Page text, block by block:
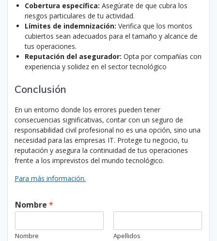
Cobertura específica: Asegúrate de que cubra los
riesgos particulares de tu actividad.
Límites de indemnización: Verifica que los montos
cubiertos sean adecuados para el tamaño y alcance de
tus operaciones.
Reputación del asegurador: Opta por compañías con
experiencia y solidez en el sector tecnológico
Conclusión
En un entorno donde los errores pueden tener
consecuencias significativas, contar con un seguro de
responsabilidad civil profesional no es una opción, sino una
necesidad para las empresas IT. Protege tu negocio, tu
reputación y asegura la continuidad de tus operaciones
frente a los imprevistos del mundo tecnológico.
Para más información.
Nombre *
Nombre Apellidos